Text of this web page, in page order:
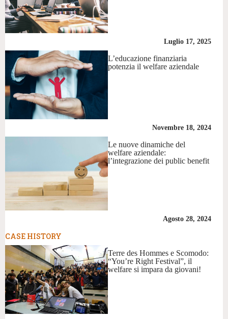
Luglio 17, 2025
L’educazione finanziaria
potenzia il welfare aziendale
Novembre 18, 2024
Le nuove dinamiche del
welfare aziendale:
l’integrazione dei public benefit
Agosto 28, 2024
CASE HISTORY
Terre des Hommes e Scomodo:
“You’re Right Festival”, il
welfare si impara da giovani!